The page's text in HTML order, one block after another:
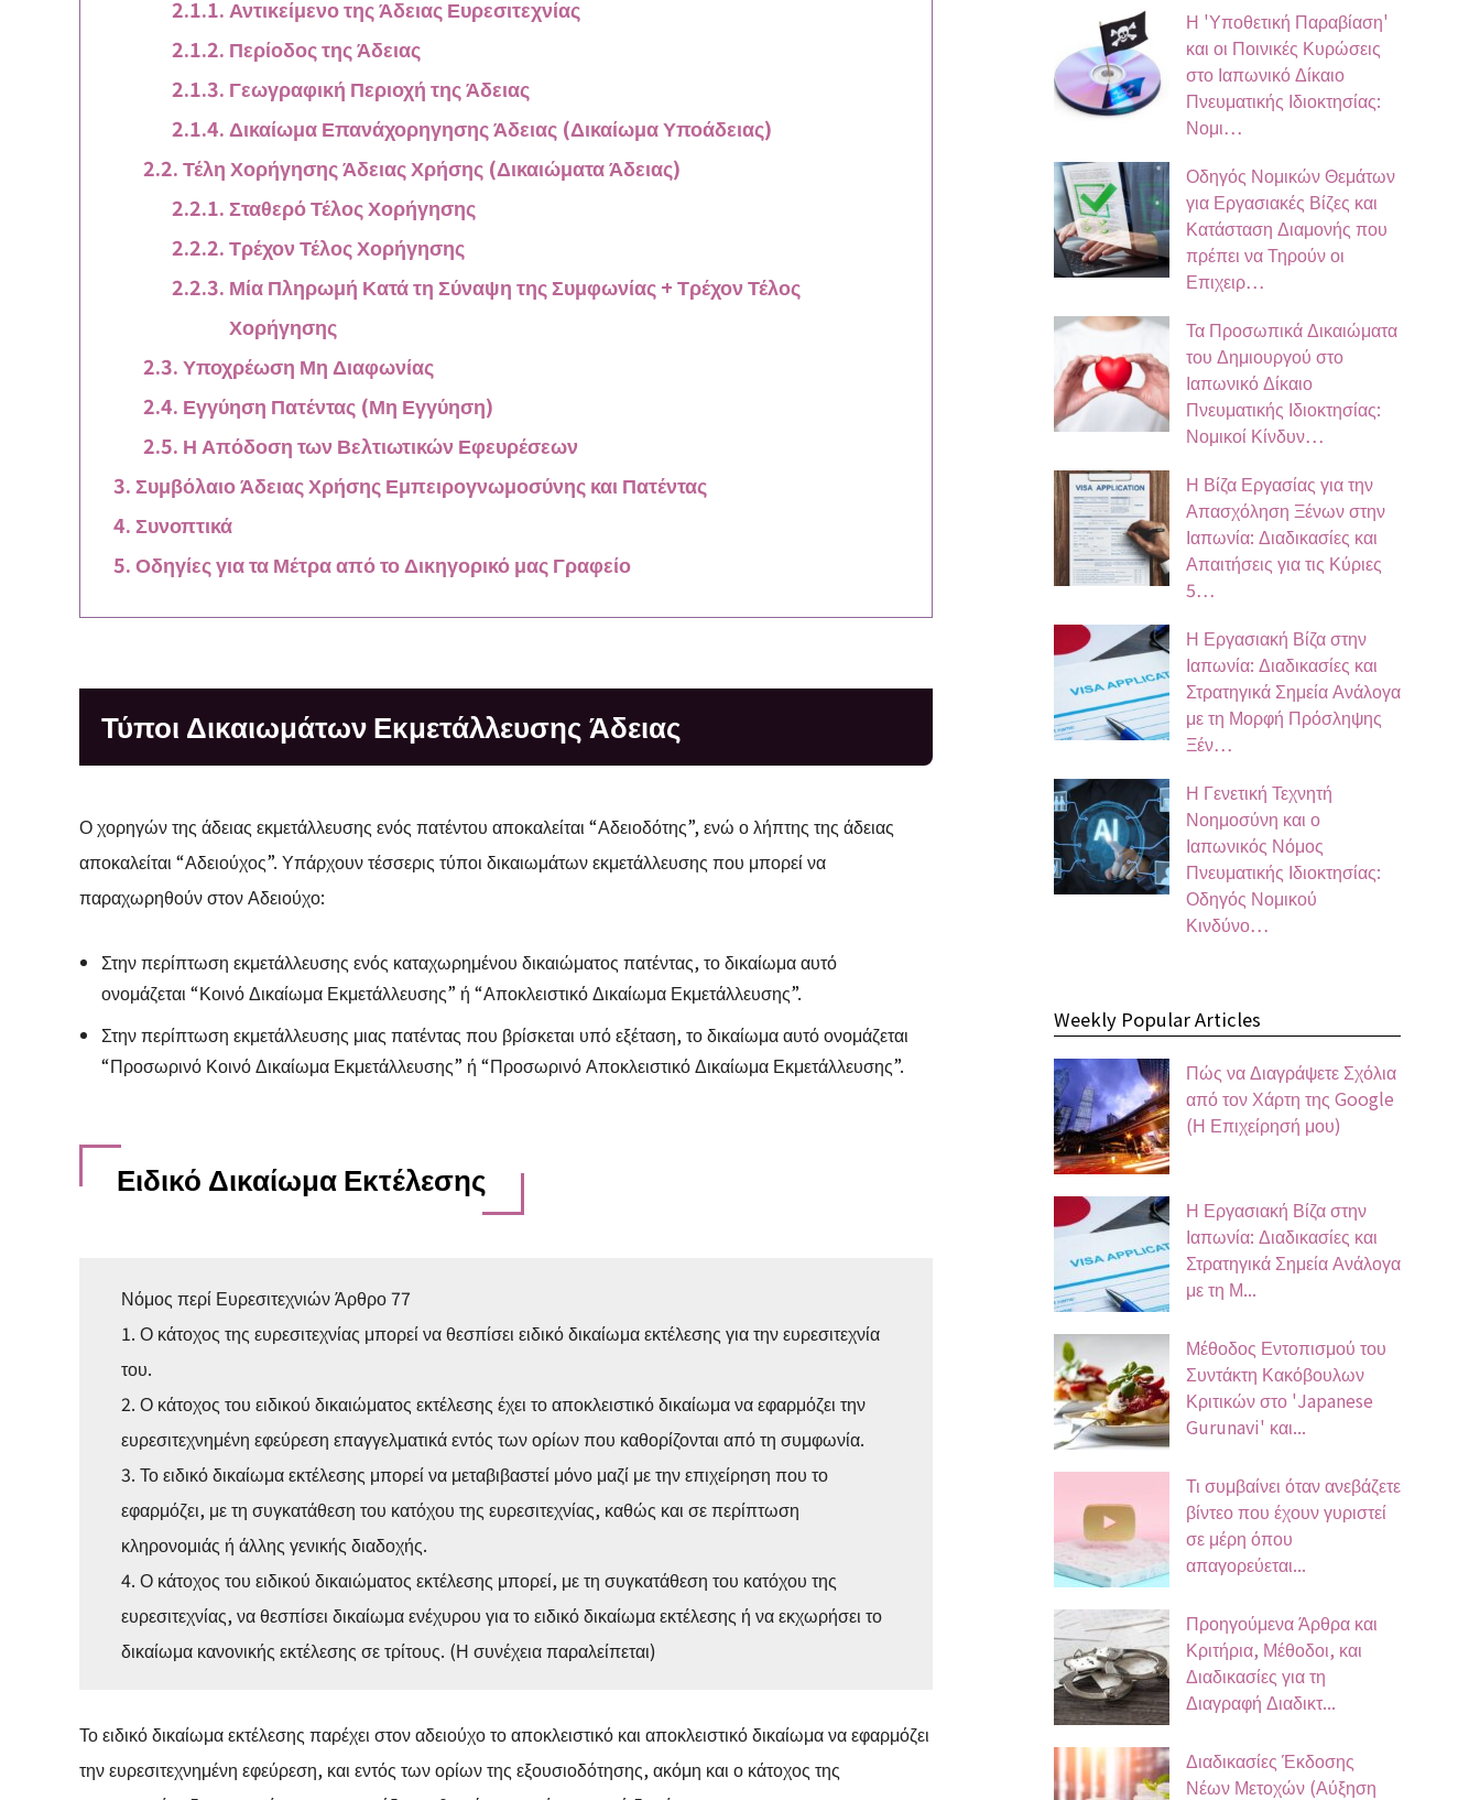
Αντικείμενο της Άδειας Ευρεσιτεχνίας
Περίοδος της Άδειας
Γεωγραφική Περιοχή της Άδειας
Δικαίωμα Επανάχορηγησης Άδειας (Δικαίωμα Υποάδειας)
Τέλη Χορήγησης Άδειας Χρήσης (Δικαιώματα Άδειας)
Σταθερό Τέλος Χορήγησης
Τρέχον Τέλος Χορήγησης
Μία Πληρωμή Κατά τη Σύναψη της Συμφωνίας + Τρέχον Τέλος
Χορήγησης
Υποχρέωση Μη Διαφωνίας
Εγγύηση Πατέντας (Μη Εγγύηση)
Η Απόδοση των Βελτιωτικών Εφευρέσεων
Συμβόλαιο Άδειας Χρήσης Εμπειρογνωμοσύνης και Πατέντας
Συνοπτικά
Οδηγίες για τα Μέτρα από το Δικηγορικό μας Γραφείο
Τύποι Δικαιωμάτων Εκμετάλλευσης Άδειας
Ο χορηγών της άδειας εκμετάλλευσης ενός πατέντου αποκαλείται “Αδειοδότης”, ενώ ο λήπτης της άδειας
αποκαλείται “Αδειούχος”. Υπάρχουν τέσσερις τύποι δικαιωμάτων εκμετάλλευσης που μπορεί να
παραχωρηθούν στον Αδειούχο:
Στην περίπτωση εκμετάλλευσης ενός καταχωρημένου δικαιώματος πατέντας, το δικαίωμα αυτό
ονομάζεται “Κοινό Δικαίωμα Εκμετάλλευσης” ή “Αποκλειστικό Δικαίωμα Εκμετάλλευσης”.
Στην περίπτωση εκμετάλλευσης μιας πατέντας που βρίσκεται υπό εξέταση, το δικαίωμα αυτό ονομάζεται
“Προσωρινό Κοινό Δικαίωμα Εκμετάλλευσης” ή “Προσωρινό Αποκλειστικό Δικαίωμα Εκμετάλλευσης”.
Ειδικό Δικαίωμα Εκτέλεσης
Νόμος περί Ευρεσιτεχνιών Άρθρο 77
1. Ο κάτοχος της ευρεσιτεχνίας μπορεί να θεσπίσει ειδικό δικαίωμα εκτέλεσης για την ευρεσιτεχνία
του.
2. Ο κάτοχος του ειδικού δικαιώματος εκτέλεσης έχει το αποκλειστικό δικαίωμα να εφαρμόζει την
ευρεσιτεχνημένη εφεύρεση επαγγελματικά εντός των ορίων που καθορίζονται από τη συμφωνία.
3. Το ειδικό δικαίωμα εκτέλεσης μπορεί να μεταβιβαστεί μόνο μαζί με την επιχείρηση που το
εφαρμόζει, με τη συγκατάθεση του κατόχου της ευρεσιτεχνίας, καθώς και σε περίπτωση
κληρονομιάς ή άλλης γενικής διαδοχής.
4. Ο κάτοχος του ειδικού δικαιώματος εκτέλεσης μπορεί, με τη συγκατάθεση του κατόχου της
ευρεσιτεχνίας, να θεσπίσει δικαίωμα ενέχυρου για το ειδικό δικαίωμα εκτέλεσης ή να εκχωρήσει το
δικαίωμα κανονικής εκτέλεσης σε τρίτους. (Η συνέχεια παραλείπεται)
Το ειδικό δικαίωμα εκτέλεσης παρέχει στον αδειούχο το αποκλειστικό και αποκλειστικό δικαίωμα να εφαρμόζει
την ευρεσιτεχνημένη εφεύρεση, και εντός των ορίων της εξουσιοδότησης, ακόμη και ο κάτοχος της
Η 'Υποθετική Παραβίαση'
και οι Ποινικές Κυρώσεις
στο Ιαπωνικό Δίκαιο
Πνευματικής Ιδιοκτησίας:
Νομι…
Οδηγός Νομικών Θεμάτων
για Εργασιακές Βίζες και
Κατάσταση Διαμονής που
πρέπει να Τηρούν οι
Επιχειρ…
Τα Προσωπικά Δικαιώματα
του Δημιουργού στο
Ιαπωνικό Δίκαιο
Πνευματικής Ιδιοκτησίας:
Νομικοί Κίνδυν…
Η Βίζα Εργασίας για την
Απασχόληση Ξένων στην
Ιαπωνία: Διαδικασίες και
Απαιτήσεις για τις Κύριες
5…
Η Εργασιακή Βίζα στην
Ιαπωνία: Διαδικασίες και
Στρατηγικά Σημεία Ανάλογα
με τη Μορφή Πρόσληψης
Ξέν…
Η Γενετική Τεχνητή
Νοημοσύνη και ο
Ιαπωνικός Νόμος
Πνευματικής Ιδιοκτησίας:
Οδηγός Νομικού
Κινδύνο…
Weekly Popular Articles
Πώς να Διαγράψετε Σχόλια
από τον Χάρτη της Google
(Η Επιχείρησή μου)
Η Εργασιακή Βίζα στην
Ιαπωνία: Διαδικασίες και
Στρατηγικά Σημεία Ανάλογα
με τη Μ...
Μέθοδος Εντοπισμού του
Συντάκτη Κακόβουλων
Κριτικών στο 'Japanese
Gurunavi' και...
Τι συμβαίνει όταν ανεβάζετε
βίντεο που έχουν γυριστεί
σε μέρη όπου
απαγορεύεται...
Προηγούμενα Άρθρα και
Κριτήρια, Μέθοδοι, και
Διαδικασίες για τη
Διαγραφή Διαδικτ...
Διαδικασίες Έκδοσης
Νέων Μετοχών (Αύξηση